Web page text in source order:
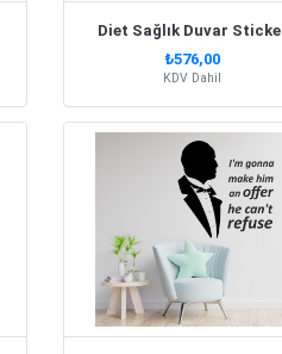
Diet Sağlık Duvar
₺576,00
KDV Dahil